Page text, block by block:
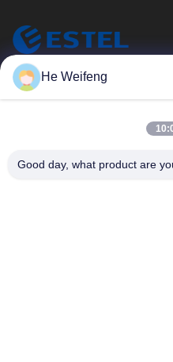
ESTEL (GUANGDONG)
Do Domu
He Weifeng
Good day, what product are